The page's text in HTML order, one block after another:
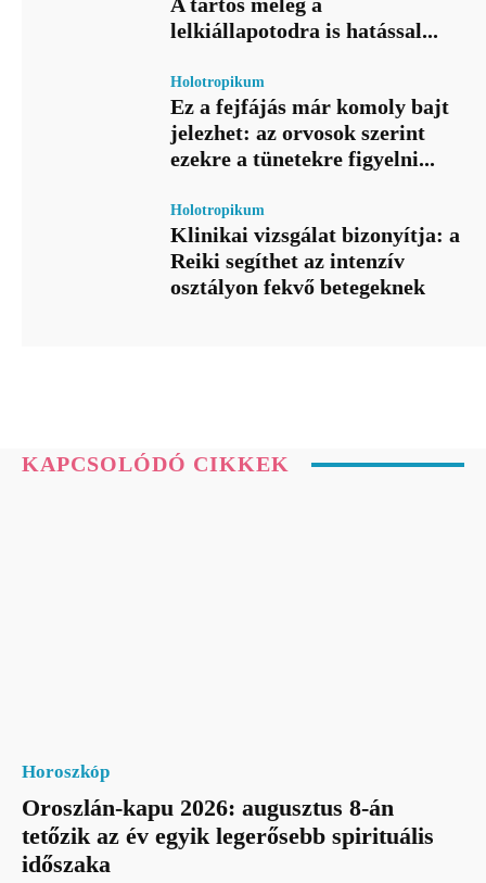
lelkiállapotodra is hatással...
Holotropikum
Ez a fejfájás már komoly bajt
jelezhet: az orvosok szerint
ezekre a tünetekre figyelni...
Holotropikum
Klinikai vizsgálat bizonyítja: a
Reiki segíthet az intenzív
osztályon fekvő betegeknek
KAPCSOLÓDÓ CIKKEK
Horoszkóp
Oroszlán-kapu 2026: augusztus 8-án
tetőzik az év egyik legerősebb spirituális
időszaka